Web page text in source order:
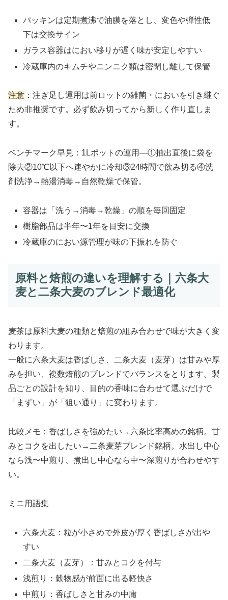
パッキンは定期煮沸で油膜を落とし、変色や弾性低
下は交換サイン
ガラス容器はにおい移りが遅く味が安定しやすい
冷蔵庫内のキムチやニンニク類は密閉し離して保管
注意 ：注ぎ足し運用は前ロットの雑菌・においを引き継ぐ
ため非推奨です。必ず飲み切ってから新しく作り直しま
す。
ベンチマーク早見：1Lポットの運用—①抽出直後に袋を
除去②10℃以下へ速やかに冷却③24時間で飲み切る④洗
剤洗浄→熱湯消毒→自然乾燥で保管。
容器は「洗う→消毒→乾燥」の順を毎回固定
樹脂部品は半年〜1年を目安に交換
冷蔵庫のにおい源管理が味の下振れを防ぐ
原料と焙煎の違いを理解する｜六条大
麦と二条大麦のブレンド最適化
麦茶は原料大麦の種類と焙煎の組み合わせで味が大きく変
わります。
一般に六条大麦は香ばしさ、二条大麦（麦芽）は甘みや厚
みを担い、複数焙煎のブレンドでバランスをとります。製
品ごとの設計を知り、目的の香味に合わせて選ぶだけで
「まずい」が「狙い通り」に変わります。
比較メモ：香ばしさを強めたい→六条比率高めの銘柄。甘
みとコクを出したい→二条麦芽ブレンド銘柄。水出し中心
なら浅〜中煎り、煮出し中心なら中〜深煎りが合わせやす
い。
ミニ用語集
六条大麦：粒が小さめで外皮が厚く香ばしさが出や
すい
二条大麦（麦芽）：甘みとコクを付与
浅煎り：穀物感が前面に出る軽快さ
中煎り：香ばしさと甘みの中庸